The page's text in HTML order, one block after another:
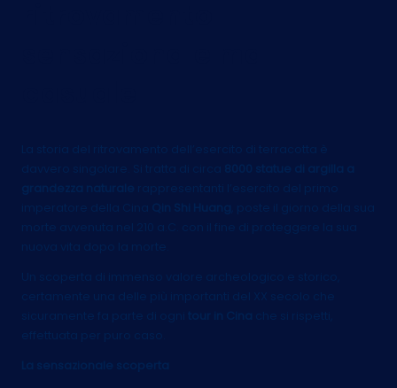
La storia del ritrovamento dell’esercito di terracotta è
davvero singolare. Si tratta di circa
8000 statue di argilla a
grandezza naturale
rappresentanti l’esercito del primo
imperatore della Cina
Qin Shi Huang
, poste il giorno della sua
morte avvenuta nel 210 a.C. con il fine di proteggere la sua
nuova vita dopo la morte.
Un scoperta di immenso valore archeologico e storico,
certamente una delle più importanti del XX secolo che
sicuramente fa parte di ogni
tour in Cina
che si rispetti,
effettuata per puro caso.
La sensazionale scoperta